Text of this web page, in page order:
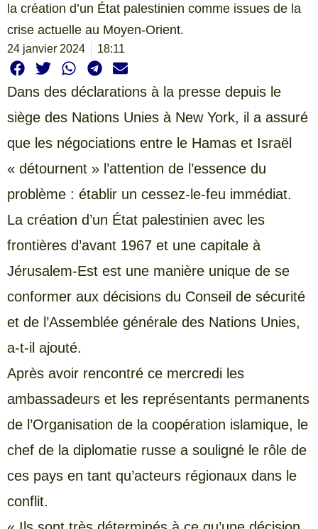
la création d’un État palestinien comme issues de la
crise actuelle au Moyen-Orient.
24 janvier 2024 18:11
Dans des déclarations à la presse depuis le
siège des Nations Unies à New York, il a assuré
que les négociations entre le Hamas et Israël
« détournent » l’attention de l’essence du
problème : établir un cessez-le-feu immédiat.
La création d’un État palestinien avec les
frontières d’avant 1967 et une capitale à
Jérusalem-Est est une manière unique de se
conformer aux décisions du Conseil de sécurité
et de l’Assemblée générale des Nations Unies,
a-t-il ajouté.
Après avoir rencontré ce mercredi les
ambassadeurs et les représentants permanents
de l’Organisation de la coopération islamique, le
chef de la diplomatie russe a souligné le rôle de
ces pays en tant qu’acteurs régionaux dans le
conflit.